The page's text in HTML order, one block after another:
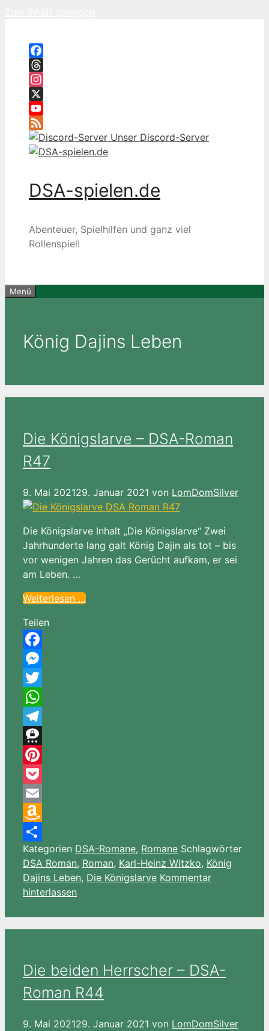
Facebook
Threads
Instagram
X
YouTube
Feed
Unser Discord-Server
DSA-spielen.de
Abenteuer, Spielhilfen und ganz viel
Rollenspiel!
Menü
König Dajins Leben
Die Königslarve – DSA-Roman
R47
9. Mai 202129. Januar 2021 von LomDomSilver
Die Königslarve Inhalt „Die Königslarve“ Zwei
Jahrhunderte lang galt König Dajin als tot – bis
vor wenigen Jahren das Gerücht aufkam, er sei
am Leben. …
Weiterlesen …
Teilen
Facebook
Messenger
Twitter
WhatsApp
Telegram
Threema
Pinterest
Pocket
Email
Amazon
Wish
List
Teilen
Kategorien DSA-Romane, Romane Schlagwörter
DSA Roman, Roman, Karl-Heinz Witzko, König
Dajins Leben, Die Königslarve Kommentar
hinterlassen
Die beiden Herrscher – DSA-
Roman R44
9. Mai 202129. Januar 2021 von LomDomSilver